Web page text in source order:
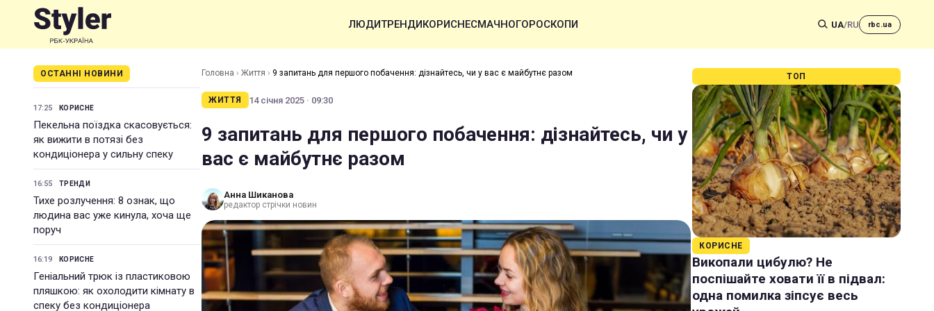
ЛЮДИТРЕНДИКОРИСНЕСМАЧНОГОРОСКОПИ UA/RU rbc.ua
ОСТАННІ НОВИНИ
17:25 КОРИСНЕ
Пекельна поїздка скасовується:
як вижити в потязі без
кондиціонера у сильну спеку
16:55 ТРЕНДИ
Тихе розлучення: 8 ознак, що
людина вас уже кинула, хоча ще
поруч
16:19 КОРИСНЕ
Геніальний трюк із пластиковою
пляшкою: як охолодити кімнату в
спеку без кондиціонера
Головна › Життя › 9 запитань для першого побачення: дізнайтесь, чи у вас є майбутнє разом
ЖИТТЯ 14 січня 2025 · 09:30
9 запитань для першого побачення: дізнайтесь, чи у
вас є майбутнє разом
Анна Шиканова
редактор стрічки новин
ТОП
КОРИСНЕ
Викопали цибулю? Не
поспішайте ховати її в підвал:
одна помилка зіпсує весь